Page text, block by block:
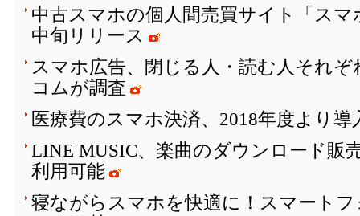
中古スマホの個人間売買サイト「ス
中旬リリース
スマホ広告、閉じる人・読む人それ
コムが調査
医療費のスマホ決済、2018年度より
LINE MUSIC、楽曲のダウンロード
利用可能
寝ながらスマホを快適に！スマート